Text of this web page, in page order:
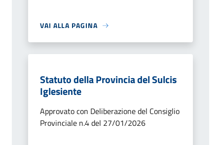
VAI ALLA PAGINA
Statuto della Provincia del Sulcis
Iglesiente
Approvato con Deliberazione del Consiglio
Provinciale n.4 del 27/01/2026